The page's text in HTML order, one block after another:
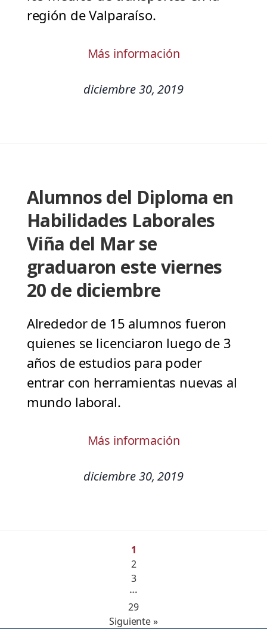
región de Valparaíso.
Más información
diciembre 30, 2019
Alumnos del Diploma en
Habilidades Laborales
Viña del Mar se
graduaron este viernes
20 de diciembre
Alrededor de 15 alumnos fueron
quienes se licenciaron luego de 3
años de estudios para poder
entrar con herramientas nuevas al
mundo laboral.
Más información
diciembre 30, 2019
1
2
3
…
29
Siguiente »